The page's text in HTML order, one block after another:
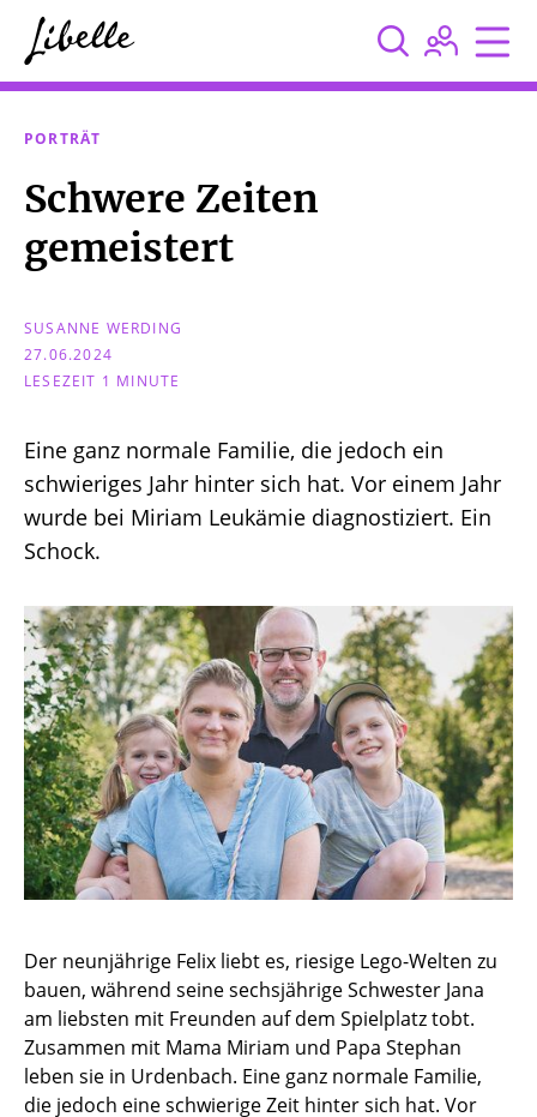
  
PORTRÄT
Schwere Zeiten
gemeistert
Eine ganz normale Familie, die jedoch ein
schwieriges Jahr hinter sich hat. Vor einem Jahr
wurde bei Miriam Leukämie diagnostiziert. Ein
Schock.
SUSANNE WERDING
27.06.2024
LESEZEIT 1 MINUTE
Der neunjährige Felix liebt es, riesige Lego-Welten zu
bauen, während seine sechsjährige Schwester Jana
am liebsten mit Freunden auf dem Spielplatz tobt.
Zusammen mit Mama Miriam und Papa Stephan
leben sie in Urdenbach. Eine ganz normale Familie,
die jedoch eine schwierige Zeit hinter sich hat. Vor